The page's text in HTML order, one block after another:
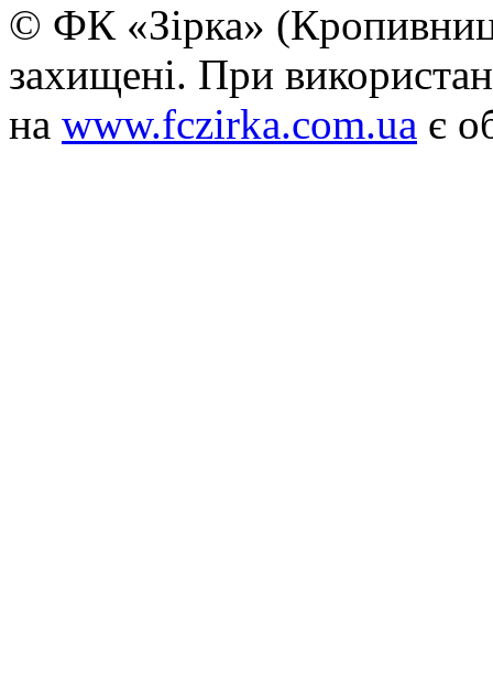
© ФК «Зірка»
захищені. При
на www.fczirka.com.ua є